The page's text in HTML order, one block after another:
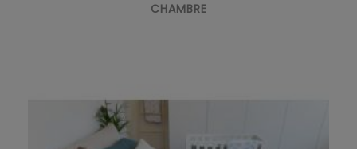
CHAMBRE